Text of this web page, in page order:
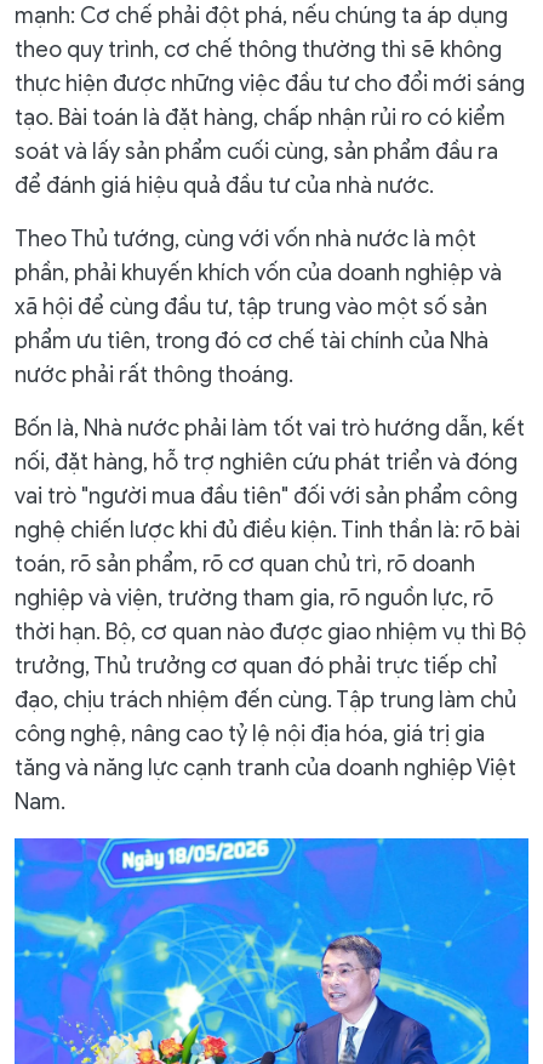
mạnh: Cơ chế phải đột phá, nếu chúng ta áp dụng
theo quy trình, cơ chế thông thường thì sẽ không
thực hiện được những việc đầu tư cho đổi mới sáng
tạo. Bài toán là đặt hàng, chấp nhận rủi ro có kiểm
soát và lấy sản phẩm cuối cùng, sản phẩm đầu ra
để đánh giá hiệu quả đầu tư của nhà nước.
Theo Thủ tướng, cùng với vốn nhà nước là một
phần, phải khuyến khích vốn của doanh nghiệp và
xã hội để cùng đầu tư, tập trung vào một số sản
phẩm ưu tiên, trong đó cơ chế tài chính của Nhà
nước phải rất thông thoáng.
Bốn là, Nhà nước phải làm tốt vai trò hướng dẫn, kết
nối, đặt hàng, hỗ trợ nghiên cứu phát triển và đóng
vai trò "người mua đầu tiên" đối với sản phẩm công
nghệ chiến lược khi đủ điều kiện. Tinh thần là: rõ bài
toán, rõ sản phẩm, rõ cơ quan chủ trì, rõ doanh
nghiệp và viện, trường tham gia, rõ nguồn lực, rõ
thời hạn. Bộ, cơ quan nào được giao nhiệm vụ thì Bộ
trưởng, Thủ trưởng cơ quan đó phải trực tiếp chỉ
đạo, chịu trách nhiệm đến cùng. Tập trung làm chủ
công nghệ, nâng cao tỷ lệ nội địa hóa, giá trị gia
tăng và năng lực cạnh tranh của doanh nghiệp Việt
Nam.